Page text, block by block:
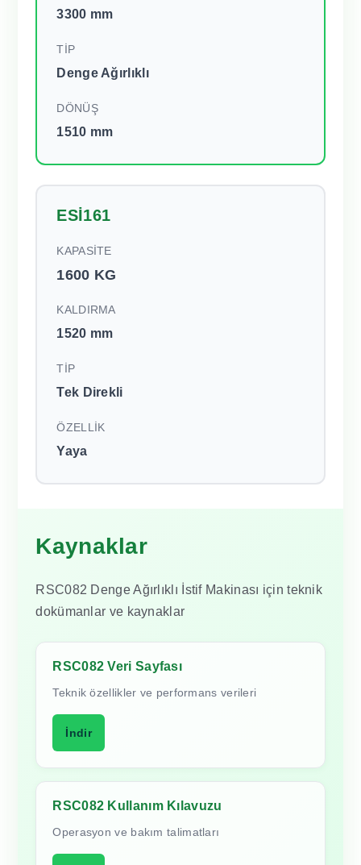
3300 mm
TİP
Denge Ağırlıklı
DÖNÜŞ
1510 mm
ESİ161
KAPASİTE
1600 KG
KALDIRMA
1520 mm
TİP
Tek Direkli
ÖZELLİK
Yaya
Kaynaklar
RSC082 Denge Ağırlıklı İstif Makinası için teknik
dokümanlar ve kaynaklar
RSC082 Veri Sayfası
Teknik özellikler ve performans verileri
İndir
RSC082 Kullanım Kılavuzu
Operasyon ve bakım talimatları